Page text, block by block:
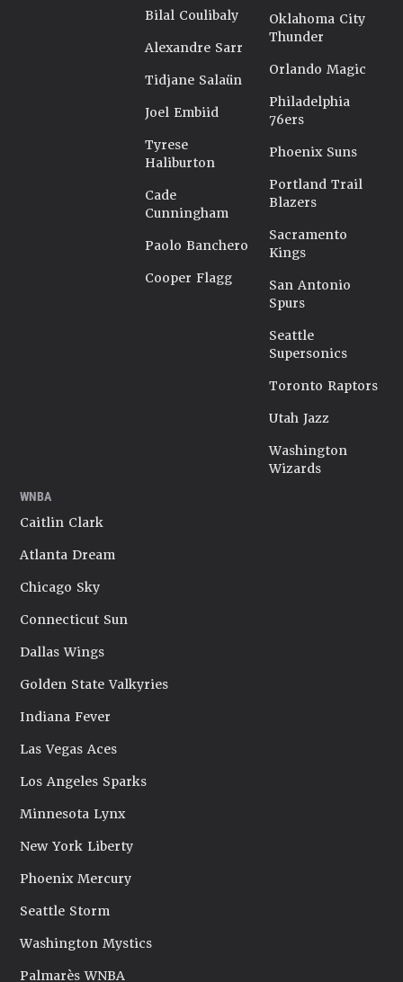
Bilal Coulibaly
Alexandre Sarr
Tidjane Salaün
Joel Embiid
Tyrese
Haliburton
Cade
Cunningham
Paolo Banchero
Cooper Flagg
Oklahoma City
Thunder
Orlando Magic
Philadelphia
76ers
Phoenix Suns
Portland Trail
Blazers
Sacramento
Kings
San Antonio
Spurs
Seattle
Supersonics
Toronto Raptors
Utah Jazz
Washington
Wizards
WNBA
Caitlin Clark
Atlanta Dream
Chicago Sky
Connecticut Sun
Dallas Wings
Golden State Valkyries
Indiana Fever
Las Vegas Aces
Los Angeles Sparks
Minnesota Lynx
New York Liberty
Phoenix Mercury
Seattle Storm
Washington Mystics
Palmarès WNBA